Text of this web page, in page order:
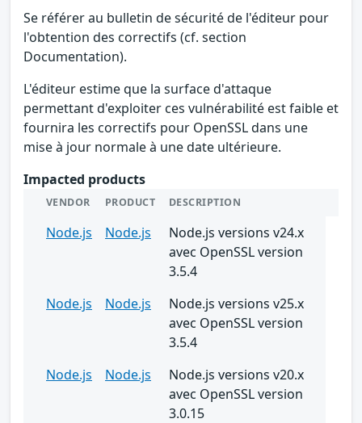
Se référer au bulletin de sécurité de l'éditeur pour
l'obtention des correctifs (cf. section
Documentation).
L'éditeur estime que la surface d'attaque
permettant d'exploiter ces vulnérabilité est faible et
fournira les correctifs pour OpenSSL dans une
mise à jour normale à une date ultérieure.
Impacted products
VENDOR PRODUCT DESCRIPTION
Node.js Node.js
Node.js versions v24.x
avec OpenSSL version
3.5.4
Node.js
Node.js
Node.js versions v25.x
avec OpenSSL version
3.5.4
Node.js
Node.js
Node.js versions v20.x
avec OpenSSL version
3.0.15